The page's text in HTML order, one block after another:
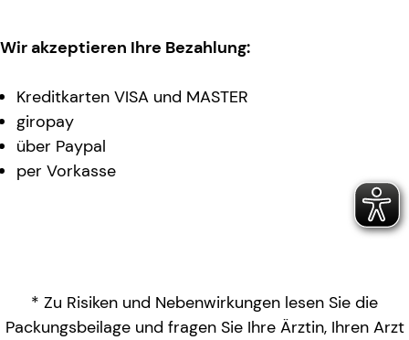
Wir akzeptieren Ihre Bezahlung:
Kreditkarten VISA und MASTER
giropay
über Paypal
per Vorkasse
* Zu Risiken und Nebenwirkungen lesen Sie die
Packungsbeilage und fragen Sie Ihre Ärztin, Ihren Arzt